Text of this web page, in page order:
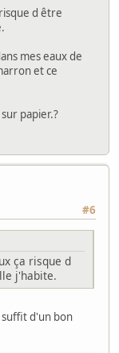
d être
mes eaux de
et ce
papier.?
#6
ça risque d
j'habite.
suffit d'un bon